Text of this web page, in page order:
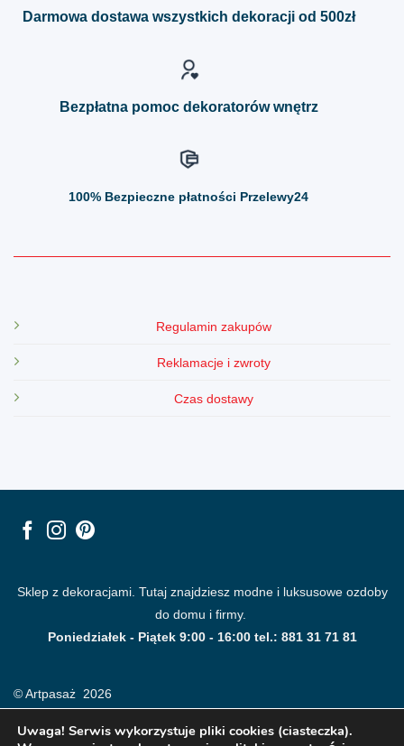
można
Darmowa dostawa wszystkich dekoracji od 500zł
Bezpłatna pomoc dekoratorów wnętrz
100% Bezpieczne płatności Przelewy24
Regulamin zakupów
Reklamacje i zwroty
Czas dostawy
Sklep z dekoracjami. Tutaj znajdziesz modne i luksusowe ozdoby
do domu i firmy.
Poniedziałek - Piątek 9:00 - 16:00 tel.: 881 31 71 81
© Artpasaż 2026
Uwaga! Serwis wykorzystuje pliki cookies (ciasteczka).